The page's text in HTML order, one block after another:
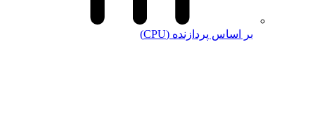
بر اساس پردازنده (CPU)